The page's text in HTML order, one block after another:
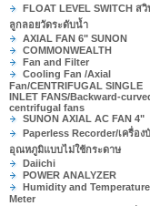
FLOAT LEVEL SWITCH ส
ลูกลอยวัดระดับน้ำ
AXIAL FAN 6" SUNON
COMMONWEALTH
Fan and Filter
Cooling Fan /Axial
Fan/CENTRIFUGAL SINGLE
INLET FANS/Backward-
centrifugal fans
SUNON AXIAL AC FAN 4"
Paperless Recorder/เครื่อง
อุณหภูมิแบบไม่ใช้กระดาษ
Daiichi
POWER ANALYZER
Humidity and Temperature
Meter